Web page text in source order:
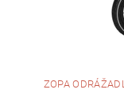
ZOPA